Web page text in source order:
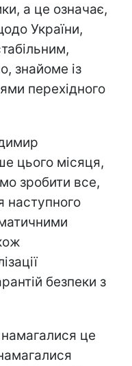
а це означає,
України,
знайоме із
перехідного
цього місяця,
зробити все,
наступного
безпеки з
це